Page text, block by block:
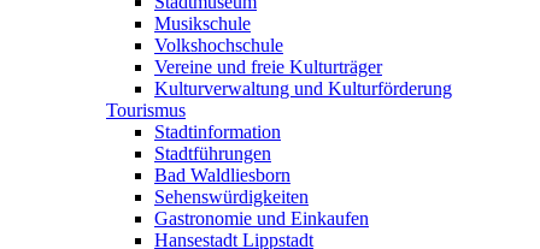
Musikschule
Volkshochschule
Vereine und freie Kulturträger
Kulturverwaltung und Kulturförderung
Tourismus
Stadtinformation
Stadtführungen
Bad Waldliesborn
Sehenswürdigkeiten
Gastronomie und Einkaufen
Hansestadt Lippstadt